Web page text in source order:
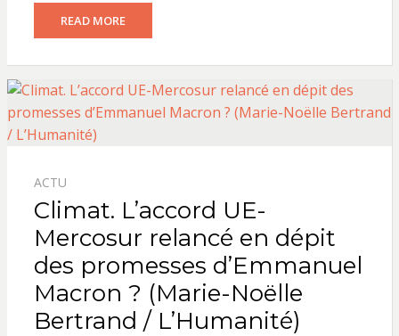
READ MORE
ACTU
Climat. L’accord UE-
Mercosur relancé en dépit
des promesses d’Emmanuel
Macron ? (Marie-Noëlle
Bertrand / L’Humanité)